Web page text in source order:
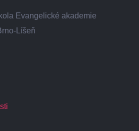
Evangelické akademie
Líšeň